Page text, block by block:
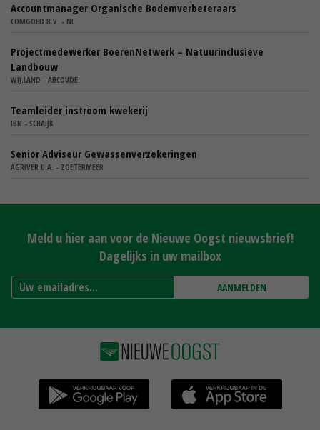
Accountmanager Organische Bodemverbeteraars
COMGOED B.V. - NL
Projectmedewerker BoerenNetwerk – Natuurinclusieve
Landbouw
WIJ.LAND - ABCOUDE
Teamleider instroom kwekerij
IBN - SCHAIJK
Senior Adviseur Gewassenverzekeringen
AGRIVER U.A. - ZOETERMEER
Meld u hier aan voor de Nieuwe Oogst nieuwsbrief!
Dagelijks in uw mailbox
AANMELDEN